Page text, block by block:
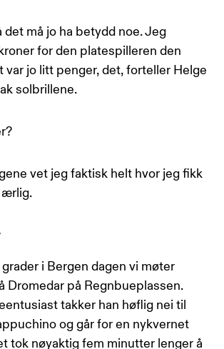
det må jo ha betydd noe. Jeg
for den platespilleren den
var jo litt penger, det, forteller Helge
solbrillene.
vet jeg faktisk helt hvor jeg fikk
ærlig.
i Bergen dagen vi møter
Dromedar på Regnbueplassen.
takker han høflig nei til
og går for en nykvernet
tok nøyaktig fem minutter lenger å